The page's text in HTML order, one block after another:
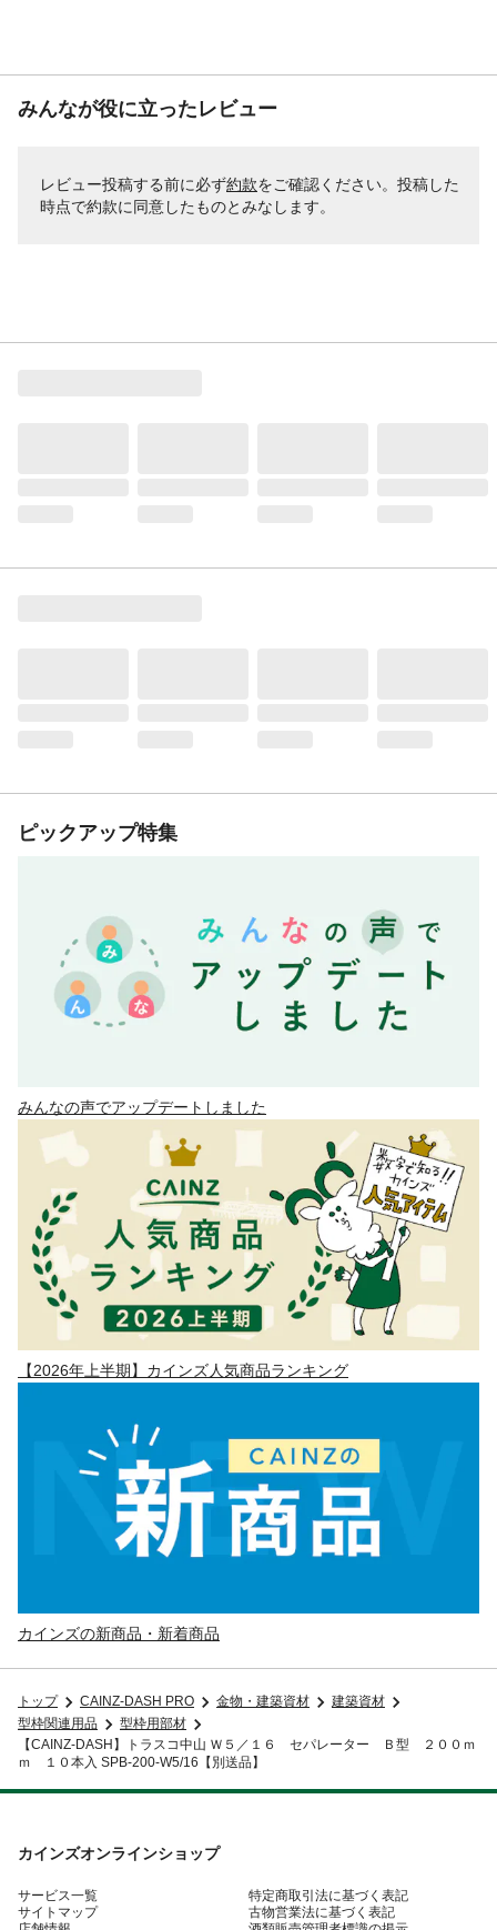
みんなが役に立ったレビュー
レビュー投稿する前に必ず約款をご確認ください。投稿した
時点で約款に同意したものとみなします。
ピックアップ特集
みんなの声でアップデートしました
【2026年上半期】カインズ人気商品ランキング
カインズの新商品・新着商品
トップ CAINZ-DASH PRO 金物・建築資材
建築資材
型枠関連用品
型枠用部材
【CAINZ-DASH】トラスコ中山 Ｗ５／１６ セパレーター Ｂ型 ２００ｍ
ｍ １０本入 SPB-200-W5/16【別送品】
カインズオンラインショップ
サービス一覧
サイトマップ
特定商取引法に基づく表記
古物営業法に基づく表記